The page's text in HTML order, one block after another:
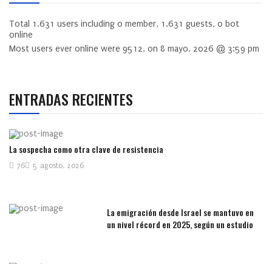
Total 1.631 users including 0 member, 1.631 guests, 0 bot
online
Most users ever online were 9512, on 8 mayo, 2026 @ 3:59 pm
ENTRADAS RECIENTES
La sospecha como otra clave de resistencia
5 agosto, 2026
76
La emigración desde Israel se mantuvo en
un nivel récord en 2025, según un estudio